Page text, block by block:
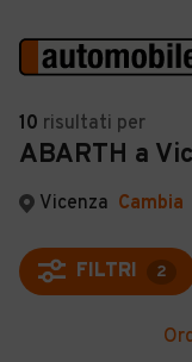
Auto
Auto usate
Auto Km 0
Auto Nuove
Noleggio a
VENDI
MAGAZINE
ACCEDI
10 risultati per
ABARTH a
Vicenza Cambia
FILTRI 2